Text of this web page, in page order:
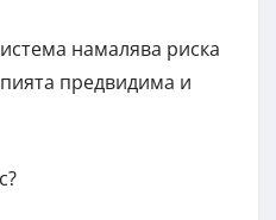
намалява риска
предвидима и